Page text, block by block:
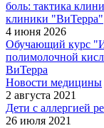
боль: тактика
клиники "ВиТерра"
4 июня 2026
Обучающий курс
полимолочной
ВиТерра
Новости медицины
2 августа 2021
Дети с аллергией
26 июля 2021